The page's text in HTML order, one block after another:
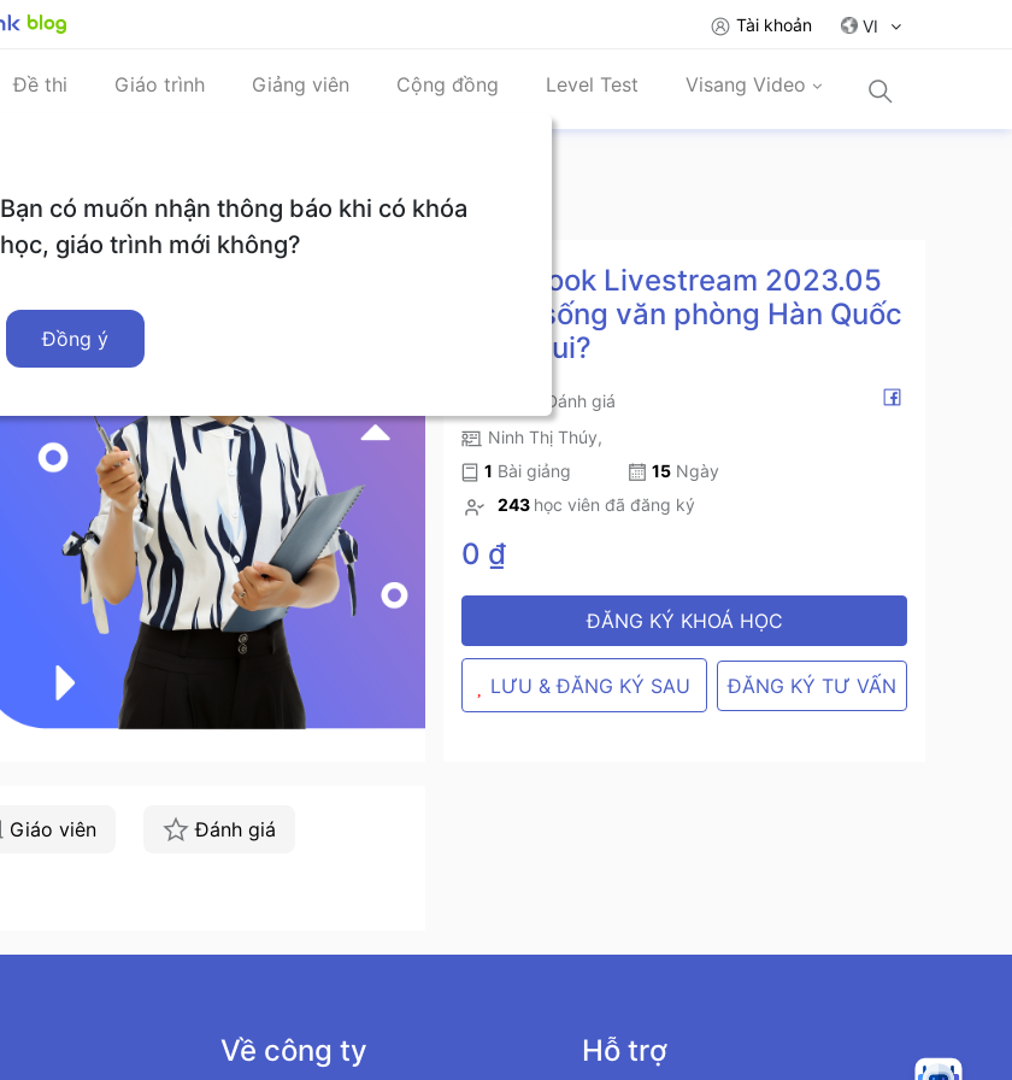
Tài khoản VI
Đề thi Giáo trình Giảng viên Cộng đồng Level Test Visang Video
Facebook Livestream 2023.05
Cuộc sống văn phòng Hàn Quốc
có gì vui?
Đánh giá
Ninh Thị Thúy,
1 Bài giảng 15 Ngày
243 học viên đã đăng ký
0 ₫
ĐĂNG KÝ KHOÁ HỌC
LƯU & ĐĂNG KÝ SAU ĐĂNG KÝ TƯ VẤN
Giáo viên Đánh giá
Bạn có muốn nhận thông báo khi có khóa
học, giáo trình mới không?
Đồng ý
Về công ty Hỗ trợ